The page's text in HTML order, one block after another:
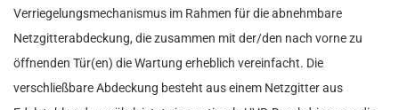
Verriegelungsmechanismus im Rahmen für die abnehmbare
Netzgitterabdeckung, die zusammen mit der/den nach vorne zu
öffnenden Tür(en) die Wartung erheblich vereinfacht. Die
verschließbare Abdeckung besteht aus einem Netzgitter aus